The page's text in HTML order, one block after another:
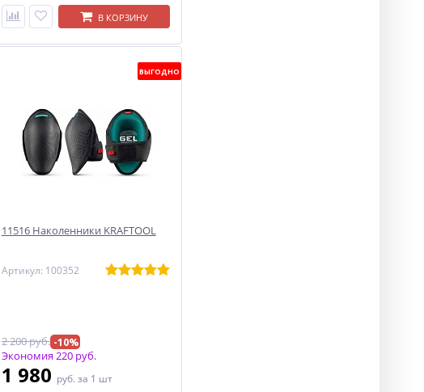
В КОРЗИНУ
ВЫГОДНО
11516 Наколенники KRAFTOOL
Артикул: 100352
2 200 руб.-10%
Экономия 220 руб.
1 980 руб. за 1 шт